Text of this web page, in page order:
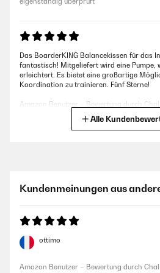
Das BoarderKING Balancekissen für das
fantastisch! Mitgeliefert wird eine Pumpe,
erleichtert. Es bietet eine großartige
Koordination zu trainieren. Fünf Sterne!
Amazon Benutzer – Bewertung durch
eigenständig überprüft
der Pumpe, eine Nadel ist im Ventil
Amazon Benutzer – Bewertung durch Chal-
eigenständig überprüft
Alle
Kundenmeinungen aus
ottimo
Amazon Benutzer – Bewertung durch